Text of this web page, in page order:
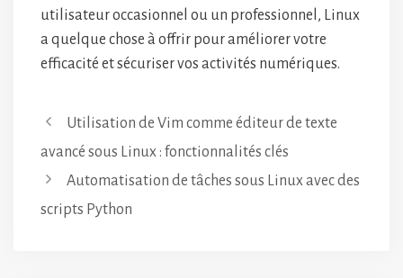
utilisateur occasionnel ou un professionnel, Linux
a quelque chose à offrir pour améliorer votre
efficacité et sécuriser vos activités numériques.
Utilisation de Vim comme éditeur de texte
avancé sous Linux : fonctionnalités clés
Automatisation de tâches sous Linux avec des
scripts Python